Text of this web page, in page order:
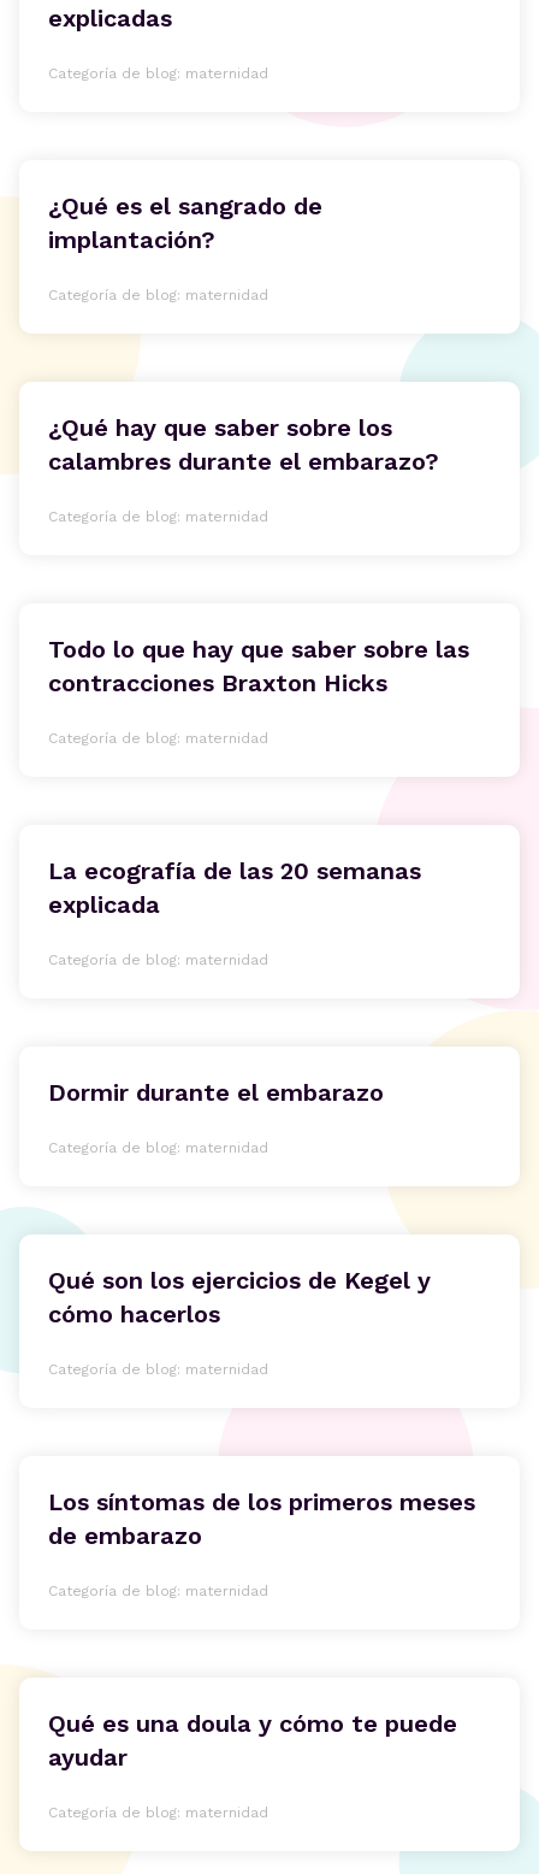
explicadas
Categoría de blog: maternidad
¿Qué es el sangrado de
implantación?
Categoría de blog: maternidad
¿Qué hay que saber sobre los
calambres durante el embarazo?
Categoría de blog: maternidad
Todo lo que hay que saber sobre las
contracciones Braxton Hicks
Categoría de blog: maternidad
La ecografía de las 20 semanas
explicada
Categoría de blog: maternidad
Dormir durante el embarazo
Categoría de blog: maternidad
Qué son los ejercicios de Kegel y
cómo hacerlos
Categoría de blog: maternidad
Los síntomas de los primeros meses
de embarazo
Categoría de blog: maternidad
Qué es una doula y cómo te puede
ayudar
Categoría de blog: maternidad